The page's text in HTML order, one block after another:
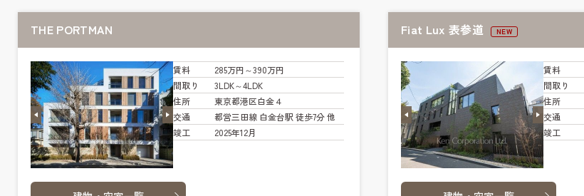
THE PORTMAN
賃料
285万円～390万円
間取り
3LDK～4LDK
住所
東京都港区白金４
交通
都営三田線 白金台駅 徒歩7分 他
竣工
2025年12月
Fiat Lux 表参道 NEW
賃料
間取り
住所
交通
竣工